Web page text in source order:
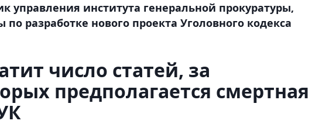
управления института генеральной прокуратуры,
по разработке нового проекта Уголовного кодекса
число статей, за
предполагается смертная